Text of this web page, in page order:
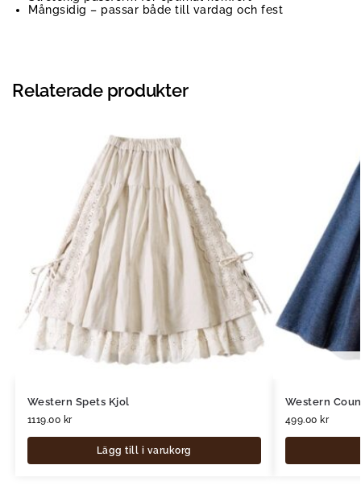
Mångsidig – passar både till vardag och fest
Relaterade produkter
Western Spets Kjol
1119.00 kr
Lägg till i varukorg
Western
499.00 kr